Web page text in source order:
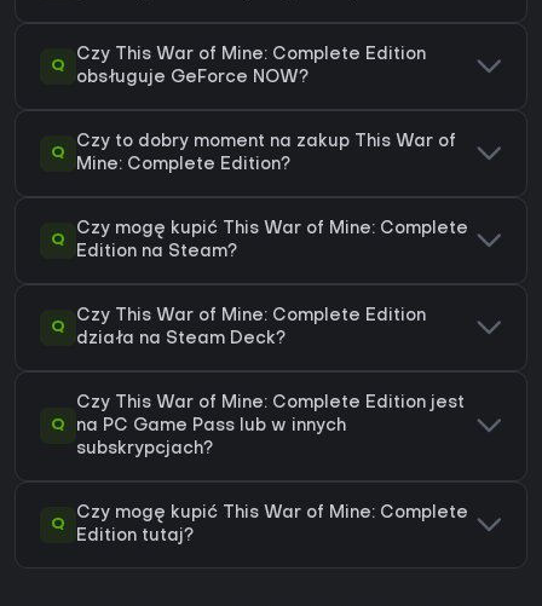
Q
Czy This War of Mine: Complete Edition
obsługuje GeForce NOW?
Q
Czy to dobry moment na zakup This War of
Mine: Complete Edition?
Q
Czy mogę kupić This War of Mine: Complete
Edition na Steam?
Q
Czy This War of Mine: Complete Edition
działa na Steam Deck?
Q
Czy This War of Mine: Complete Edition jest
na PC Game Pass lub w innych
subskrypcjach?
Q
Czy mogę kupić This War of Mine: Complete
Edition tutaj?